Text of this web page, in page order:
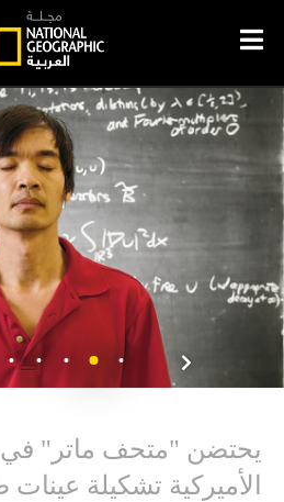
يحتضن "متحف ماتر" في
الأميركية تشكيلة